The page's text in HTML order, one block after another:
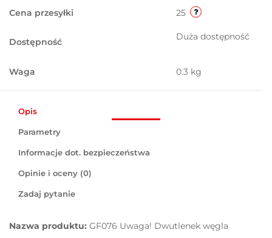
Cena przesyłki 25
Dostępność Duża dostępność
Waga 0.3 kg
Opis
Parametry
Informacje dot. bezpieczeństwa
Opinie i oceny (0)
Zadaj pytanie
Nazwa produktu: GF076 Uwaga! Dwutlenek węgla